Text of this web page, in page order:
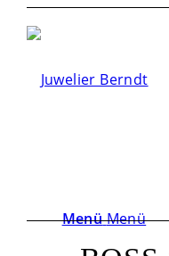
Menü Menü